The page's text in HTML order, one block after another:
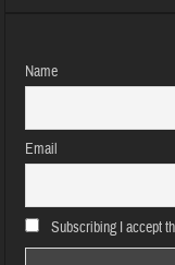
Name
Email
Subscribing I accept